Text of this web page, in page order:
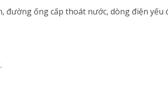
đường ống cấp thoát nước, dòng điện yếu